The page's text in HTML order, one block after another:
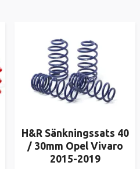
H&R Sänkningssats 40
/ 30mm Opel Vivaro
2015-2019